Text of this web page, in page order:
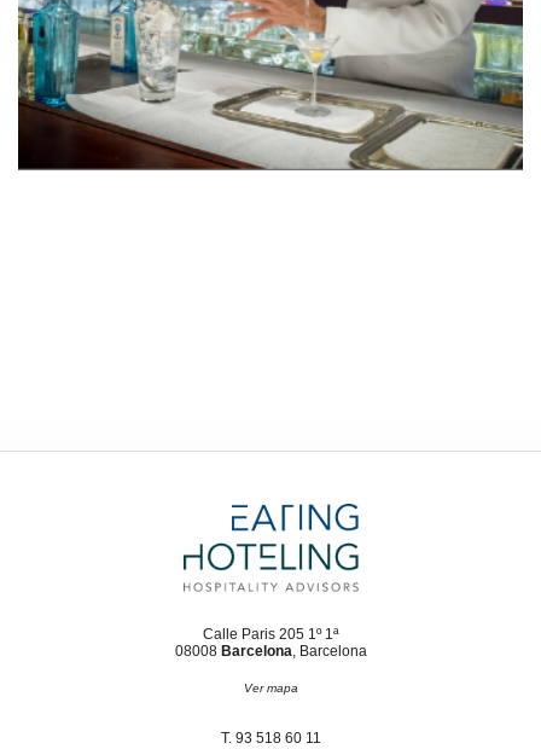
Calle Paris 205 1º 1ª
08008 Barcelona, Barcelona
Ver mapa
T. 93 518 60 11